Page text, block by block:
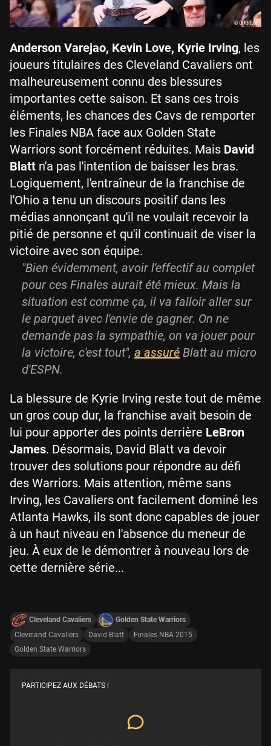
Anderson Varejao, Kevin Love, Kyrie Irving, les
joueurs titulaires des Cleveland Cavaliers ont
malheureusement connu des blessures
importantes cette saison. Et sans ces trois
éléments, les chances des Cavs de remporter
les Finales NBA face aux Golden State
Warriors sont forcément réduites. Mais David
Blatt n'a pas l'intention de baisser les bras.
Logiquement, l'entraîneur de la franchise de
l'Ohio a tenu un discours positif dans les
médias annonçant qu'il ne voulait recevoir la
pitié de personne et qu'il continuait de viser la
victoire avec son équipe.
"Bien évidemment, avoir l'effectif au complet
pour ces Finales aurait été mieux. Mais la
situation est comme ça, il va falloir aller sur
le parquet avec l'envie de gagner. On ne
demande pas la sympathie, on va jouer pour
la victoire, c'est tout", a assuré Blatt au micro
d'ESPN.
La blessure de Kyrie Irving reste tout de même
un gros coup dur, la franchise avait besoin de
lui pour apporter des points derrière LeBron
James. Désormais, David Blatt va devoir
trouver des solutions pour répondre au défi
des Warriors. Mais attention, même sans
Irving, les Cavaliers ont facilement dominé les
Atlanta Hawks, ils sont donc capables de jouer
à un haut niveau en l'absence du meneur de
jeu. À eux de le démontrer à nouveau lors de
cette dernière série...
Cleveland Cavaliers
Golden State Warriors
Cleveland Cavaliers
David Blatt
Finales NBA 2015
Golden State Warriors
PARTICIPEZ AUX DÉBATS !